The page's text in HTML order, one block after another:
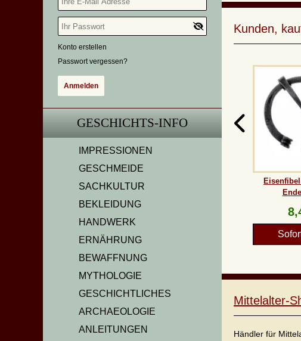
Konto erstellen
Passwort vergessen?
GESCHICHTS-INFO
IMPRESSIONEN
GESCHMEIDE
SACHKULTUR
BEKLEIDUNG
HANDWERK
ERNÄHRUNG
BEWAFFNUNG
MYTHOLOGIE
GESCHICHTLICHES
ARCHAEOLOGIE
ANLEITUNGEN
Kunden,
Mittelalter-
Händler für